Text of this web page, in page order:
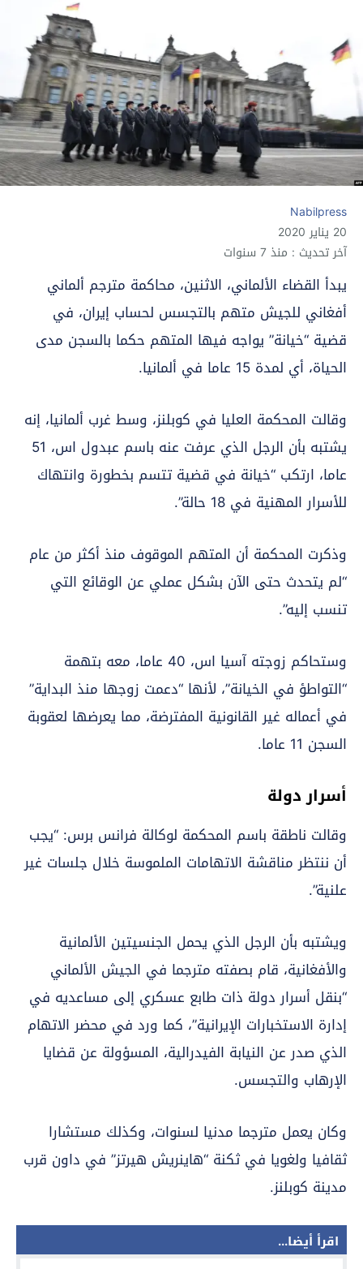
Nabilpress
20 يناير 2020
آخر تحديث : منذ 7 سنوات
يبدأ القضاء الألماني، الاثنين، محاكمة مترجم ألماني
أفغاني للجيش متهم بالتجسس لحساب إيران، في
قضية “خيانة” يواجه فيها المتهم حكما بالسجن مدى
الحياة، أي لمدة 15 عاما في ألمانيا.
وقالت المحكمة العليا في كوبلنز، وسط غرب ألمانيا، إنه
يشتبه بأن الرجل الذي عرفت عنه باسم عبدول اس، 51
عاما، ارتكب “خيانة في قضية تتسم بخطورة وانتهاك
للأسرار المهنية في 18 حالة”.
وذكرت المحكمة أن المتهم الموقوف منذ أكثر من عام
“لم يتحدث حتى الآن بشكل عملي عن الوقائع التي
تنسب إليه”.
وستحاكم زوجته آسيا اس، 40 عاما، معه بتهمة
“التواطؤ في الخيانة”، لأنها “دعمت زوجها منذ البداية”
في أعماله غير القانونية المفترضة، مما يعرضها لعقوبة
السجن 11 عاما.
أسرار دولة
وقالت ناطقة باسم المحكمة لوكالة فرانس برس: “يجب
أن ننتظر مناقشة الاتهامات الملموسة خلال جلسات غير
علنية”.
ويشتبه بأن الرجل الذي يحمل الجنسيتين الألمانية
والأفغانية، قام بصفته مترجما في الجيش الألماني
“بنقل أسرار دولة ذات طابع عسكري إلى مساعديه في
إدارة الاستخبارات الإيرانية”، كما ورد في محضر الاتهام
الذي صدر عن النيابة الفيدرالية، المسؤولة عن قضايا
الإرهاب والتجسس.
وكان يعمل مترجما مدنيا لسنوات، وكذلك مستشارا
ثقافيا ولغويا في ثكنة “هاينريش هيرتز” في داون قرب
مدينة كوبلنز.
اقرأ أيضا...